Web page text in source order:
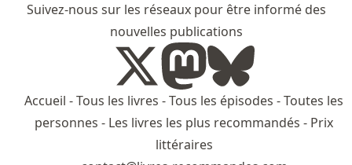
Suivez-nous sur les réseaux pour être informé des
nouvelles publications
Accueil -Tous les livres -Tous les épisodes -Toutes les
personnes - Les livres les plus recommandés - Prix
littéraires